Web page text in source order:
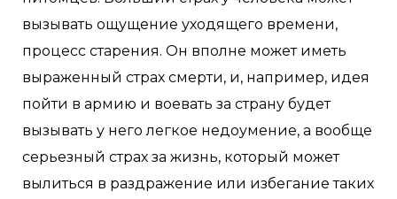
вызывать ощущение уходящего времени,
процесс старения. Он вполне может иметь
выраженный страх смерти, и, например, идея
пойти в армию и воевать за страну будет
вызывать у него легкое недоумение, а вообще
серьезный страх за жизнь, который может
вылиться в раздражение или избегание таких